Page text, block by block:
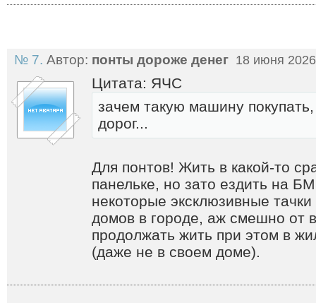
№ 7. Автор: понты дороже денег 18 июня
Цитата: ЯЧС
зачем такую машину
дорог...
Для понтов! Жить в какой-то
панельке, но зато ездить на
некоторые эксклюзивные
домов в городе, аж смешно от
продолжать жить при этом в
(даже не в своем доме).